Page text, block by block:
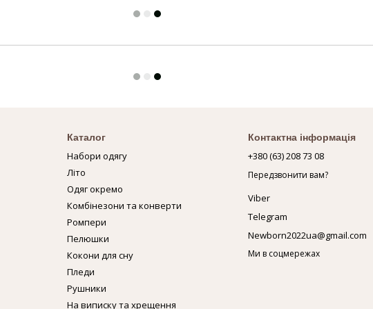
Каталог
Набори одягу
Літо
Одяг окремо
Комбінезони та конверти
Ромпери
Пелюшки
Кокони для сну
Пледи
Рушники
На виписку та хрещення
Контактна інформація
+380 (63) 208 73 08
Передзвонити вам?
Viber
Telegram
Newborn2022ua@gmail.com
Ми в соцмережах